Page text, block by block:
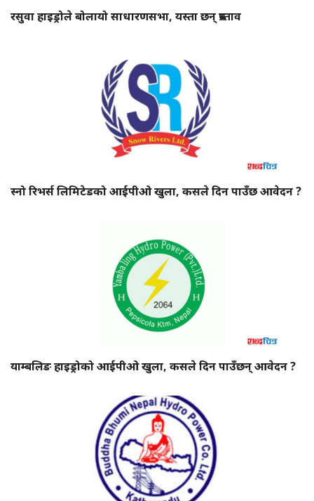
रसुवा हाइड्रोले बोलायो साधारणसभा, यस्ता छन् प्रस्ताव
स्नो रिभर्स लिमिटेडको आईपीओ खुला, कसले दिन पाउँछ आवेदन ?
याम्बलिङ हाइड्रोको आईपीओ खुला, कसले दिन पाउँछन् आवेदन ?